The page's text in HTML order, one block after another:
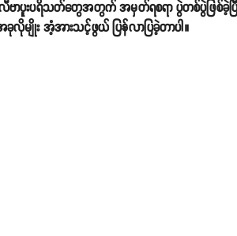
ဗာပူးပရိသတ်တွေအတွက် အမှတ်ရစရာ ပွဲတစ်ပွဲဖြစ်ခဲ့ပ
မျိုး အံ့အားသင့်ဖွယ် ပြန်လာပြခဲ့တာပါ။